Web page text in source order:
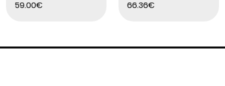
59.00€
66.36€